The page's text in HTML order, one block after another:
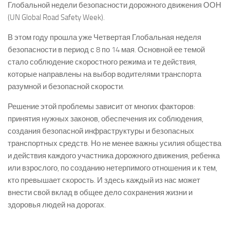
Глобальной недели безопасности дорожного движения ООН
(UN Global Road Safety Week).
В этом году прошла уже Четвертая Глобальная неделя
безопасности в период с 8 по 14 мая. Основной ее темой
стало соблюдение скоростного режима и те действия,
которые направлены на выбор водителями транспорта
разумной и безопасной скорости.
Решение этой проблемы зависит от многих факторов:
принятия нужных законов, обеспечения их соблюдения,
создания безопасной инфраструктуры и безопасных
транспортных средств. Но не менее важны усилия общества
и действия каждого участника дорожного движения, ребенка
или взрослого, по созданию нетерпимого отношения и к тем,
кто превышает скорость. И здесь каждый из нас может
внести свой вклад в общее дело сохранения жизни и
здоровья людей на дорогах.